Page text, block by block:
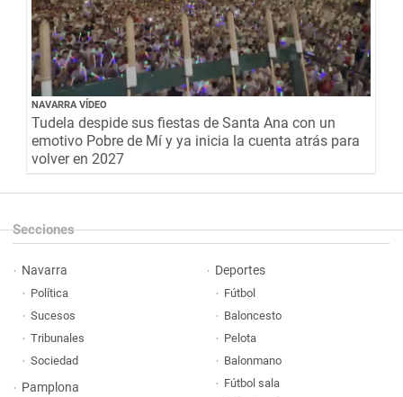
NAVARRA VÍDEO
Tudela despide sus fiestas de Santa Ana con un
emotivo Pobre de Mí y ya inicia la cuenta atrás para
volver en 2027
Secciones
Navarra
Política
Sucesos
Tribunales
Sociedad
Pamplona
Deportes
Fútbol
Baloncesto
Pelota
Balonmano
Fútbol sala